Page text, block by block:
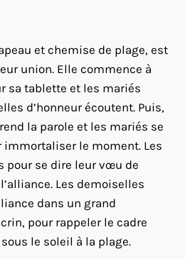
et chemise de plage, est
union. Elle commence à
sa tablette et les mariés
d’honneur écoutent. Puis,
la parole et les mariés se
le moment. Les
pour se dire leur vœu de
Les demoiselles
dans un grand
pour rappeler le cadre
le soleil à la plage.